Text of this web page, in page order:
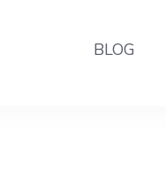
BLOG